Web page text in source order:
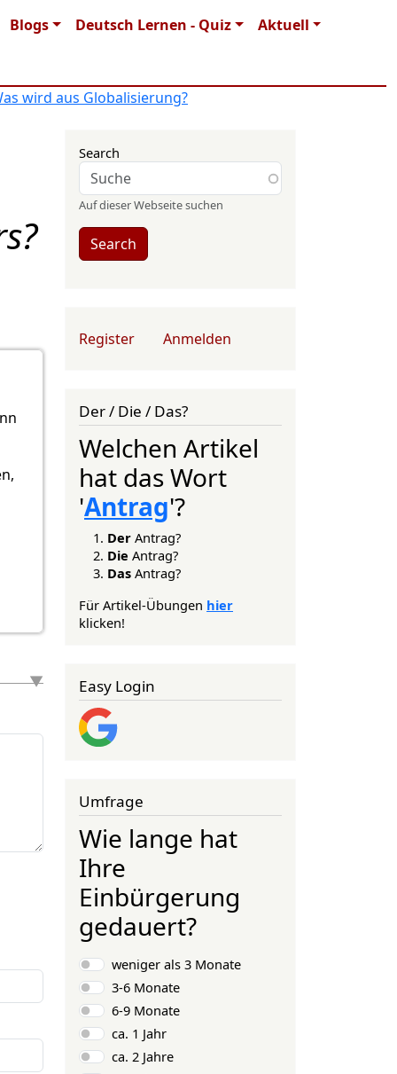
Blogs Deutsch Lernen - Quiz Aktuell
wird aus Globalisierung?
Search
Auf dieser Webseite suchen
Search
User account menu
Register Anmelden
Der / Die / Das?
Welchen Artikel
hat das Wort
'Antrag'?
Der Antrag?
Die Antrag?
Das Antrag?
Für Artikel-Übungen hier
klicken!
Easy Login
Umfrage
Wie lange hat
Ihre
Einbürgerung
gedauert?
Auswahlmöglichkeiten
weniger als 3 Monate
3-6 Monate
6-9 Monate
ca. 1 Jahr
ca. 2 Jahre